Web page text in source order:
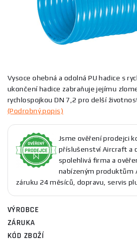
Vysoce ohebná a odolná PU hadice s
ukončení hadice zabraňuje jejímu
rychlospojkou DN 7,2 pro delší
(Podrobný popis)
Jsme ověření prodejci
příslušenství Aircraft a
spolehlivá firma a
nabízeným produktům
záruku 24 měsíců, dopravu, servis
VÝROBCE
ZÁRUKA
KÓD ZBOŽÍ